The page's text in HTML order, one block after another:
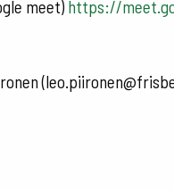
meet) https://